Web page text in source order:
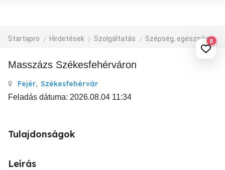
Startapro Hirdetések Szolgáltatás Szépség, egészség8
Masszázs Székesfehérváron
Fejér, Székesfehérvár
Feladás dátuma: 2026.08.04 11:34
Tulajdonságok
Leírás